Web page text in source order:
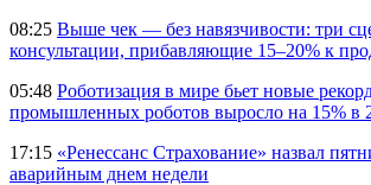
08:25 Выше чек — без навязчивости: три
консультации, прибавляющие 15–20% к
05:48 Роботизация в мире бьет новые
промышленных роботов выросло на 15% в
17:15 «Ренессанс Страхование» назвал
аварийным днем недели